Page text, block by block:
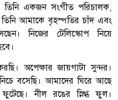
তিনি একজন সংগীত পরিচালক,
তিনি আমাকে বৃহস্পতির চাঁদ এবং
নিজের টেলিস্কোপ নিয়ে
অপেক্ষার জায়গাটা সুন্দর।
বসেছি। আমাদের ঘিরে আছে
নীল রঙের স্নিগ্ধ ফুল।